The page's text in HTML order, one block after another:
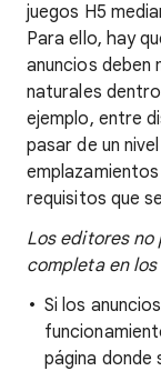
juegos H5
Para ello, hay
anuncios
naturales
ejemplo, entre
pasar de un
requisitos que
Los editores no
completa en
Si los
página donde